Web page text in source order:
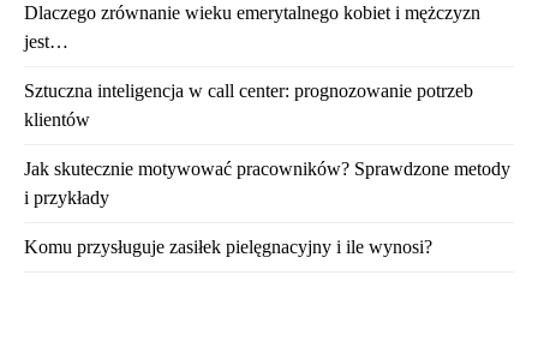
Dlaczego zrównanie wieku emerytalnego kobiet i mężczyzn
jest…
Sztuczna inteligencja w call center: prognozowanie potrzeb
klientów
Jak skutecznie motywować pracowników? Sprawdzone metody
i przykłady
Komu przysługuje zasiłek pielęgnacyjny i ile wynosi?